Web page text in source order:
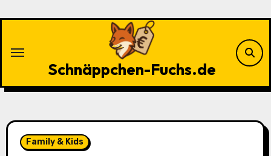
Schnäppchen-Fuchs.de
Family & Kids